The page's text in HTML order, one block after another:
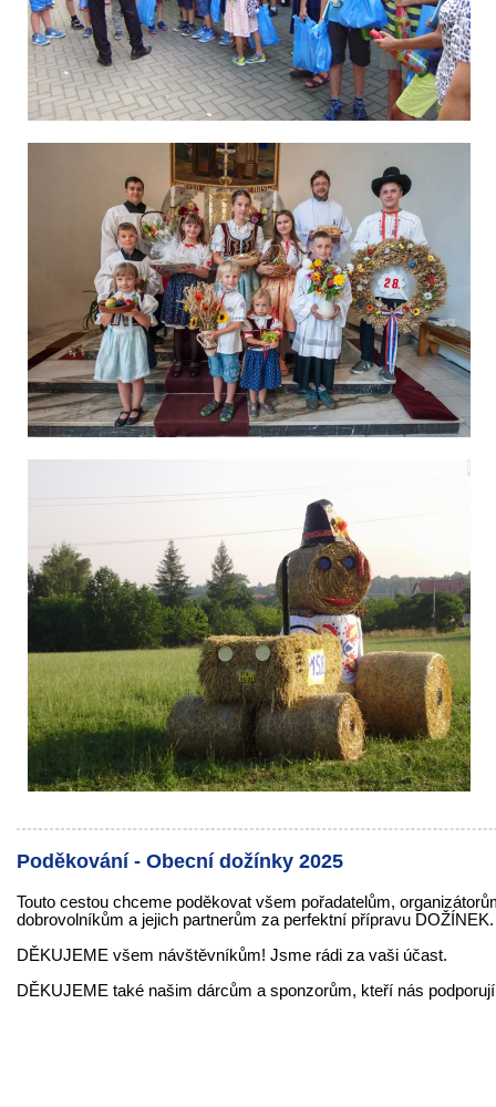
Poděkování - Obecní dožínky 2025
Touto cestou chceme poděkovat všem pořadatelům,
dobrovolníkům a jejich partnerům za perfektní přípravu DOŽÍNEK.
DĚKUJEME všem návštěvníkům! Jsme rádi za vaši účast.
DĚKUJEME také našim dárcům a sponzorům, kteří nás